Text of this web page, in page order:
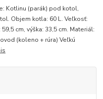
Kotlinu (parák) pod kotol,
Objem kotla: 60 L. Veľkosť:
cm, výška: 33,5 cm. Materiál:
(koleno + rúra) Veľkú